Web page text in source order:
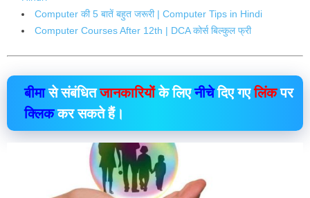
Computer की 5 बातें बहुत जरूरी | Computer Tips in Hindi
Computer Courses After 12th | DCA कोर्स बिल्कुल फ्री
बीमासे संबंधितजानकारियोंके लिएनीचेदिए गएलिंकपर
क्लिककर सकते हैं।